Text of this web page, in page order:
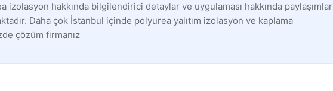
izolasyon hakkında bilgilendirici detaylar ve uygulaması hakkında paylaşımlar
Daha çok İstanbul içinde polyurea yalıtım izolasyon ve kaplama
çözüm firmanız